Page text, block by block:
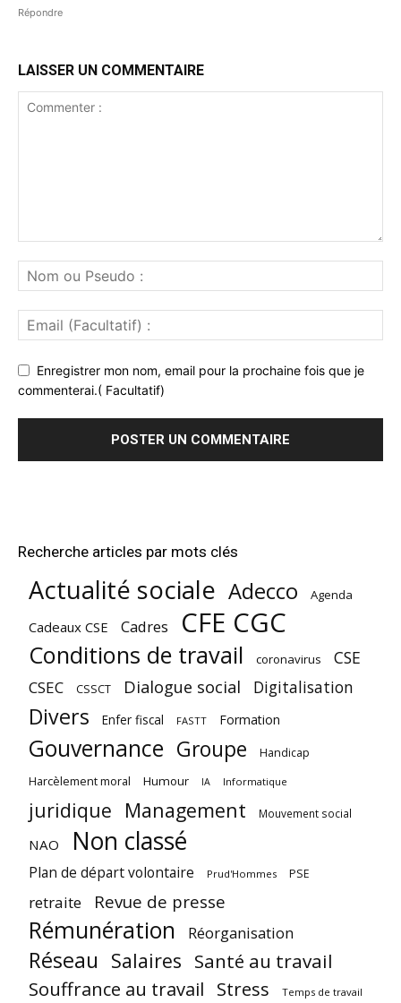
Répondre
LAISSER UN COMMENTAIRE
Enregistrer mon nom, email pour la prochaine fois que je
commenterai.( Facultatif)
Recherche articles par mots clés
Actualité sociale Adecco Agenda
Cadeaux CSE Cadres CFE CGC
Conditions de travail coronavirus CSE
CSEC CSSCT Dialogue social Digitalisation
Divers Enfer fiscal FASTT Formation
Gouvernance Groupe Handicap
Harcèlement moral Humour IA Informatique
juridique Management Mouvement social
NAO Non classé
Plan de départ volontaire Prud'Hommes PSE
retraite Revue de presse
Rémunération Réorganisation
Réseau Salaires Santé au travail
Souffrance au travail Stress Temps de travail